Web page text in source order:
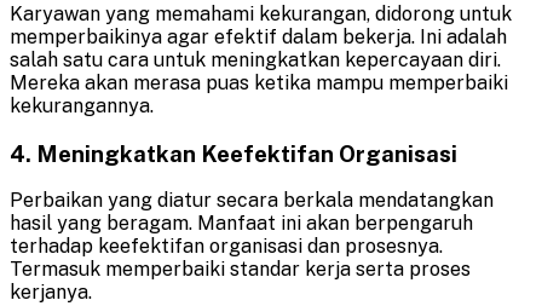
Karyawan yang memahami kekurangan, didorong untuk
memperbaikinya agar efektif dalam bekerja. Ini adalah
salah satu cara untuk meningkatkan kepercayaan diri.
Mereka akan merasa puas ketika mampu memperbaiki
kekurangannya.
4. Meningkatkan Keefektifan Organisasi
Perbaikan yang diatur secara berkala mendatangkan
hasil yang beragam. Manfaat ini akan berpengaruh
terhadap keefektifan organisasi dan prosesnya.
Termasuk memperbaiki standar kerja serta proses
kerjanya.